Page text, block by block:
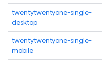
twentytwentyone-single-
desktop
twentytwentyone-single-
mobile